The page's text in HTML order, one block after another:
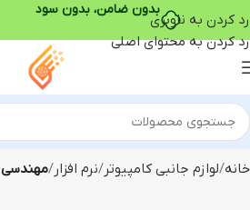
بدون ضامن، بدون سود
رد کردن به ناوبری
رد کردن به محتوای اصلی
خانه لوازم جانبی کامپیوتر نرم افزار مهندسی